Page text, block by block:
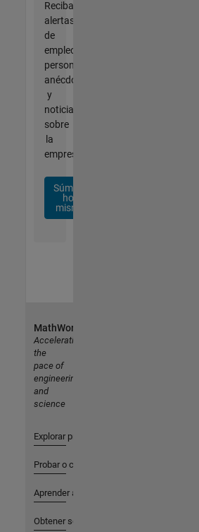
Reciba
alertas
de
empleo
personalizadas,
anécdotas
y
noticias
sobre
la
empresa.
Súmese
hoy
mismo
MathWorks
Accelerating
the
pace of
engineering
and
science
Explorar productos
Probar o comprar
Aprender a utilizar
Obtener soporte